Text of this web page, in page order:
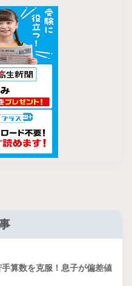
算数を克服！息子が偏差値